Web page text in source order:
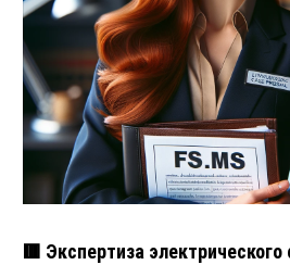
🟥 Экспертиза электрического